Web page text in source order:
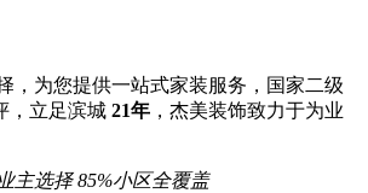
，为您提供一站式家装服务，国家二级
，立足滨城 21年 ，杰美装饰致力于为业
主选择 85%小区全覆盖